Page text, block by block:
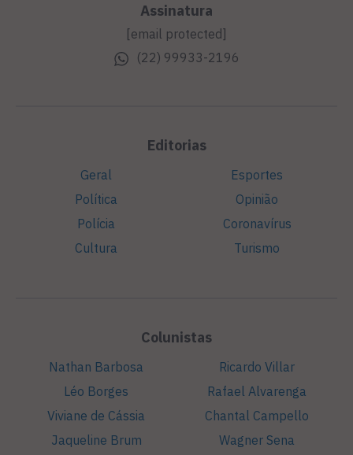
Assinatura
[email protected]
(22) 99933-2196
Editorias
Geral
Política
Polícia
Cultura
Esportes
Opinião
Coronavírus
Turismo
Colunistas
Nathan Barbosa
Léo Borges
Viviane de Cássia
Jaqueline Brum
Ricardo Villar
Rafael Alvarenga
Chantal Campello
Wagner Sena